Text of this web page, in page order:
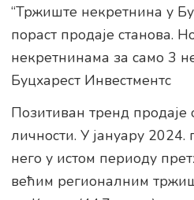
“Тржиште некретнина у
пораст продаје станова.
некретнинама за само 3
Буцхарест Инвестментс
Позитиван тренд продаје
личности. У јануару
него у истом периоду
већим регионалним